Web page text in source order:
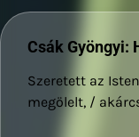
Csák Gyöngyi:
Szeretett az
megölelt, /